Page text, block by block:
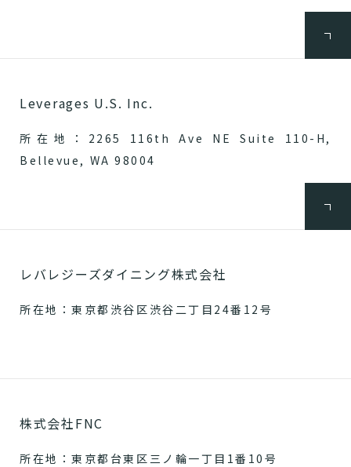
Leverages U.S. Inc.
所在地：2265 116th Ave NE Suite 110-H,
Bellevue, WA 98004
レバレジーズダイニング株式会社
所在地：東京都渋谷区渋谷二丁目24番12号
株式会社FNC
所在地：東京都台東区三ノ輪一丁目1番10号